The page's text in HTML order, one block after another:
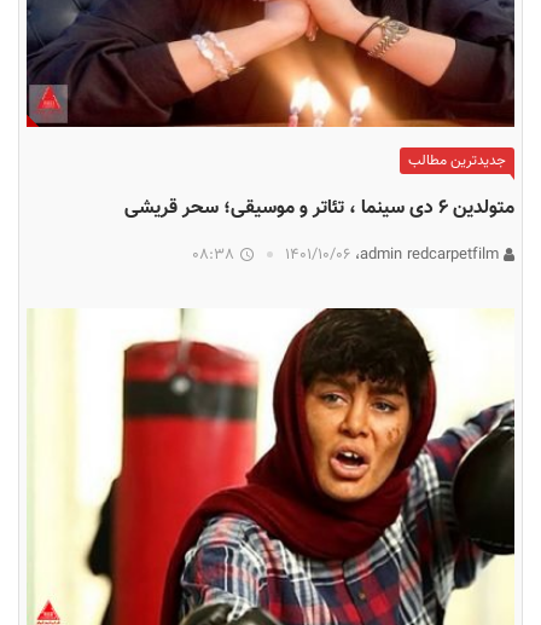
جدیدترین مطالب
متولدین ۶ دی سینما ، تئاتر و موسیقی؛ سحر قریشی
۱۴۰۱/۱۰/۰۶ 08:38